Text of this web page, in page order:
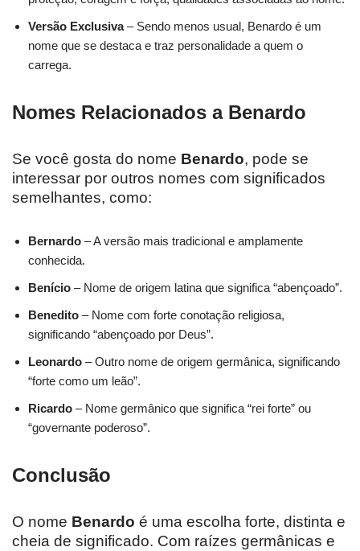
Versão Exclusiva– Sendo menos usual, Benardo é um
nome que se destaca e traz personalidade a quem o
carrega.
Nomes Relacionados a Benardo
Se você gosta do nome Benardo, pode se
interessar por outros nomes com significados
semelhantes, como:
Bernardo – A versão mais tradicional e amplamente
conhecida.
Benício – Nome de origem latina que significa “abençoado”.
Benedito – Nome com forte conotação religiosa,
significando “abençoado por Deus”.
Leonardo – Outro nome de origem germânica, significando
“forte como um leão”.
Ricardo – Nome germânico que significa “rei forte” ou
“governante poderoso”.
Conclusão
O nome Benardo é uma escolha forte, distinta e
cheia de significado. Com raízes germânicas e